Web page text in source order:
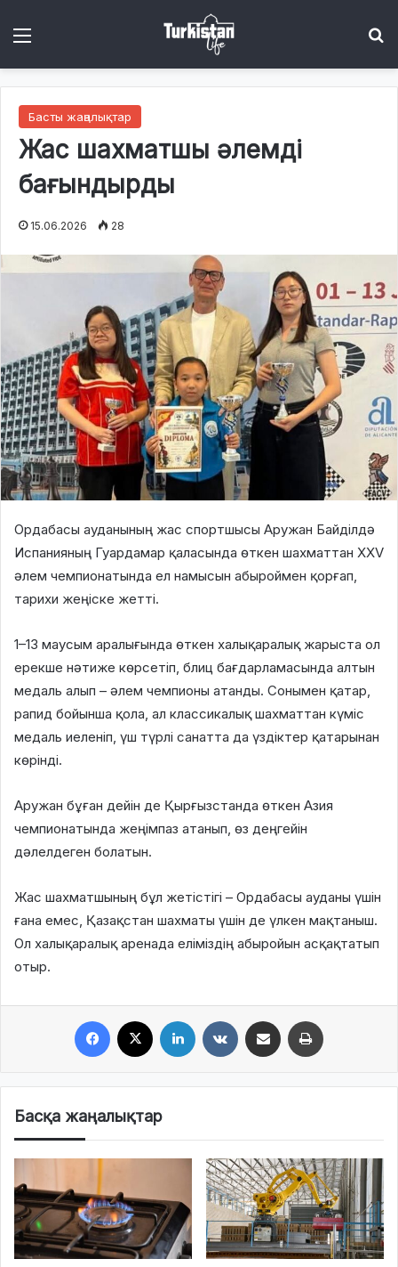
Басты жаңалықтар
Жас шахматшы әлемді
бағындырды
15.06.2026 28
Ордабасы ауданының жас спортшысы Аружан Байділдә
Испанияның Гуардамар қаласында өткен шахматтан XXV
әлем чемпионатында ел намысын абыроймен қорғап,
тарихи жеңіске жетті.
1–13 маусым аралығында өткен халықаралық жарыста ол
ерекше нәтиже көрсетіп, блиц бағдарламасында алтын
медаль алып – әлем чемпионы атанды. Сонымен қатар,
рапид бойынша қола, ал классикалық шахматтан күміс
медаль иеленіп, үш түрлі санатта да үздіктер қатарынан
көрінді.
Аружан бұған дейін де Қырғызстанда өткен Азия
чемпионатында жеңімпаз атанып, өз деңгейін
дәлелдеген болатын.
Жас шахматшының бұл жетістігі – Ордабасы ауданы үшін
ғана емес, Қазақстан шахматы үшін де үлкен мақтаныш.
Ол халықаралық аренада еліміздің абыройын асқақтатып
отыр.
Басқа жаңалықтар